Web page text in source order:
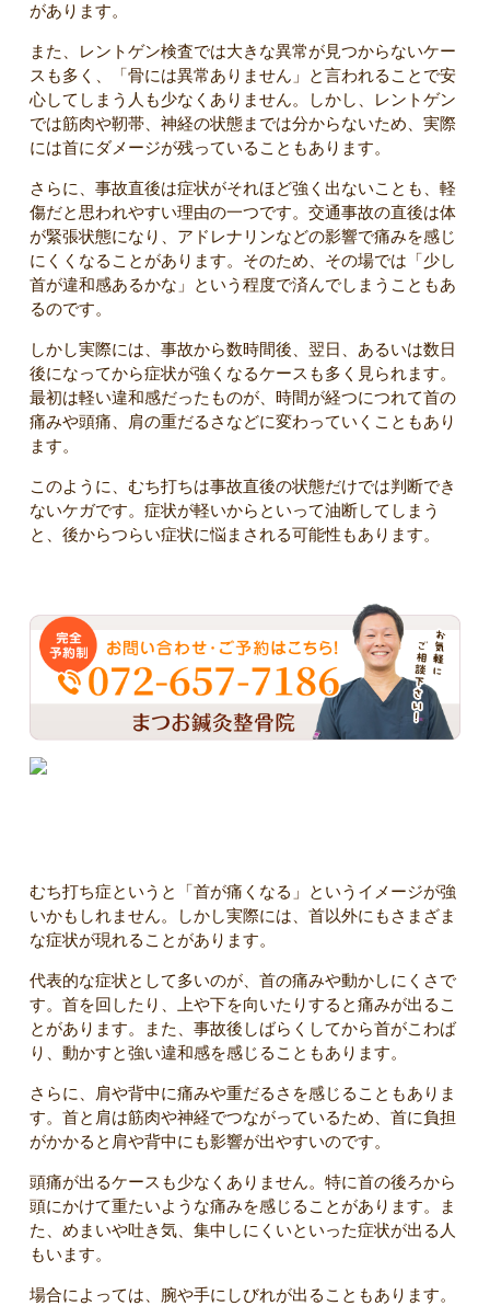
があります。
また、レントゲン検査では大きな異常が見つからないケー
スも多く、「骨には異常ありません」と言われることで安
心してしまう人も少なくありません。しかし、レントゲン
では筋肉や靭帯、神経の状態までは分からないため、実際
には首にダメージが残っていることもあります。
さらに、事故直後は症状がそれほど強く出ないことも、軽
傷だと思われやすい理由の一つです。交通事故の直後は体
が緊張状態になり、アドレナリンなどの影響で痛みを感じ
にくくなることがあります。そのため、その場では「少し
首が違和感あるかな」という程度で済んでしまうこともあ
るのです。
しかし実際には、事故から数時間後、翌日、あるいは数日
後になってから症状が強くなるケースも多く見られます。
最初は軽い違和感だったものが、時間が経つにつれて首の
痛みや頭痛、肩の重だるさなどに変わっていくこともあり
ます。
このように、むち打ちは事故直後の状態だけでは判断でき
ないケガです。症状が軽いからといって油断してしまう
と、後からつらい症状に悩まされる可能性もあります。
むち打ち症というと「首が痛くなる」というイメージが強
いかもしれません。しかし実際には、首以外にもさまざま
な症状が現れることがあります。
代表的な症状として多いのが、首の痛みや動かしにくさで
す。首を回したり、上や下を向いたりすると痛みが出るこ
とがあります。また、事故後しばらくしてから首がこわば
り、動かすと強い違和感を感じることもあります。
さらに、肩や背中に痛みや重だるさを感じることもありま
す。首と肩は筋肉や神経でつながっているため、首に負担
がかかると肩や背中にも影響が出やすいのです。
頭痛が出るケースも少なくありません。特に首の後ろから
頭にかけて重たいような痛みを感じることがあります。ま
た、めまいや吐き気、集中しにくいといった症状が出る人
もいます。
場合によっては、腕や手にしびれが出ることもあります。